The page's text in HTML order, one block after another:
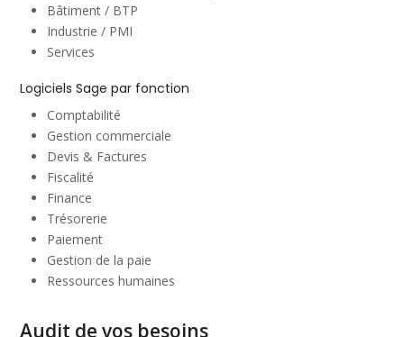
Bâtiment / BTP
Industrie / PMI
Services
Logiciels Sage par fonction
Comptabilité
Gestion commerciale
Devis & Factures
Fiscalité
Finance
Trésorerie
Paiement
Gestion de la paie
Ressources humaines
Audit de vos besoins